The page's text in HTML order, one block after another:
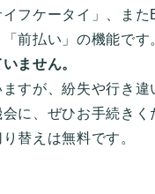
フケータイ」、ま
前払い」の機能です
ません。
すが、紛失や行き
に、ぜひお手続き
替えは無料です。